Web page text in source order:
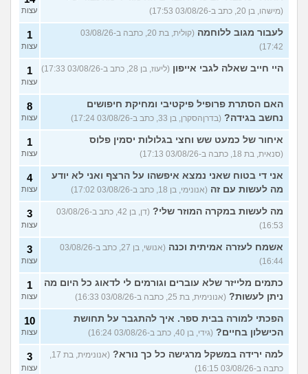
(מישהו, בן 20, כתב ב-03/08/26 17:53) עצות
לעבור מגוב ללוחמה
(קולית, בת 20, כתבה ב-03/08/26
17:42)
1
עצות
היי חייב שאלה לגבי אייפון (ליעוז, בן 28, כתב ב-03/08/26 17:33) 1
עצות
האם הסתרת פרופיל פיקטיבי ומחיקת חיפושים
נחשב בגידה? (בדרןהסקרן, בן 33, כתב ב-03/08/26 17:24)
8
עצות
איחור של כמעט שש וחצי בגלולות יסמין פלוס
(סנאית, בת 18, כתבה ב-03/08/26 17:13)
1
עצות
אני די בטוח שאני נמצא איפשהו על הרצף ואני לא יודע
מה לעשות עם זה (אנונימי, בן 18, כתב ב-03/08/26 17:02)
4
עצות
מה לעשות במקרה המוזר שלי?
(דן, בן 42, כתב ב-03/08/26
16:53)
3
עצות
אשמח לעזרה אמיתית וכנה
(אנושי, בן 27, כתב ב-03/08/26
16:44)
3
עצות
כתמים מלייזר שלא עוברים וגורמים לי לדאוג כל היום מה
ניתן לעשות? (אנונימית, בת 25, כתבה ב-03/08/26 16:33)
1
עצות
הפכתי למורה בבית ספר. איך להתגבר על תחושת
הכישלון בחיים? (גידי, בן 40, כתב ב-03/08/26 16:24)
10
עצות
למה ירידה במשקל מרגישה כל כך נורא?
(אנונימית, בת 17,
כתבה ב-03/08/26 16:15)
3
עצות